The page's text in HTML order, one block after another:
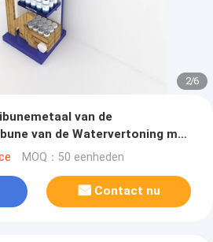
2/6
van de
van de Watervertoning met
MOQ：50 eenheden
Contact nu